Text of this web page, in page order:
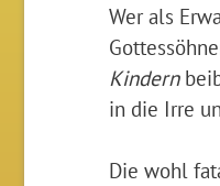
Wer als
Kindern
in die Irre
Die wohl